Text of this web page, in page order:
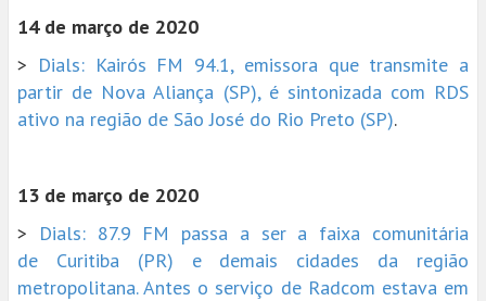
14 de março de 2020
> Dials: Kairós FM 94.1, emissora que transmite a
partir de Nova Aliança (SP), é sintonizada com RDS
ativo na região de São José do Rio Preto (SP).
13 de março de 2020
> Dials: 87.9 FM passa a ser a faixa comunitária
de Curitiba (PR) e demais cidades da região
metropolitana. Antes o serviço de Radcom estava em